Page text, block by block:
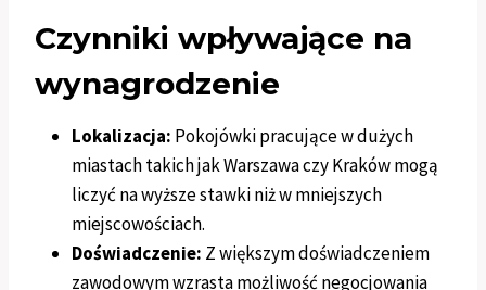
Czynniki wpływające na
wynagrodzenie
Lokalizacja: Pokojówki pracujące w dużych
miastach takich jak Warszawa czy Kraków mogą
liczyć na wyższe stawki niż w mniejszych
miejscowościach.
Doświadczenie: Z większym doświadczeniem
zawodowym wzrasta możliwość negocjowania